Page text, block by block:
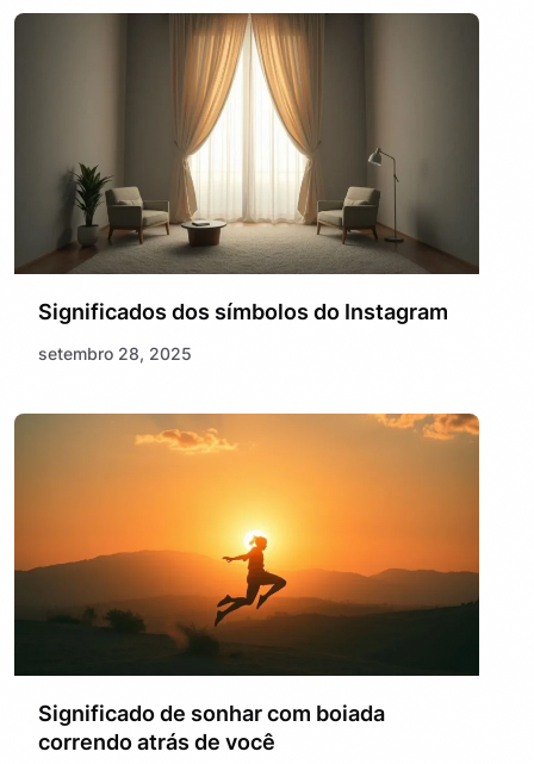
Significados dos símbolos do Instagram
setembro 28, 2025
Significado de sonhar com boiada
correndo atrás de você